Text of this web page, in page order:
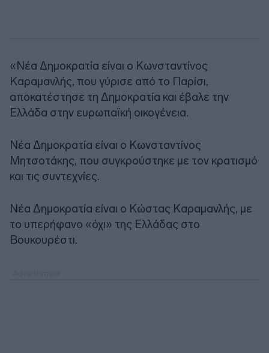
«Νέα Δημοκρατία είναι ο Κωνσταντίνος
Καραμανλής, που γύρισε από το Παρίσι,
αποκατέστησε τη Δημοκρατία και έβαλε την
Ελλάδα στην ευρωπαϊκή οικογένεια.
Νέα Δημοκρατία είναι ο Κωνσταντίνος
Μητσοτάκης, που συγκρούστηκε με τον κρατισμό
και τις συντεχνίες.
Νέα Δημοκρατία είναι ο Κώστας Καραμανλής, με
το υπερήφανο «όχι» της Ελλάδας στο
Βουκουρέστι.